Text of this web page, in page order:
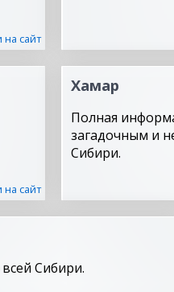
сайт
сайт
Хамар
Полная
загадочным и
Сибири.
Сибири.